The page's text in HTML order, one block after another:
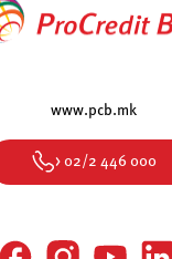
www.pcb.mk
> 02/2 446 000